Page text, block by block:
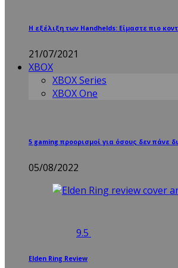
Η εξέλιξη των Handhelds: Είμαστε πιο
21/07/2021
XBOX
XBOX Series
XBOX One
5 gaming προορισμοί για όσους δεν πάνε
05/08/2022
9.5
Elden Ring Review